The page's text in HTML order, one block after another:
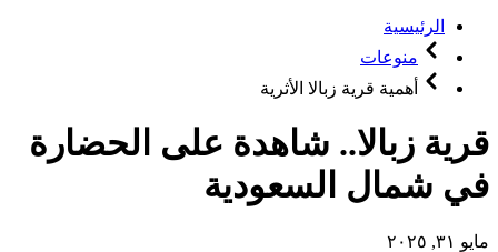
الرئيسية
منوعات
أهمية قرية زبالا الأثرية
قرية زبالا.. شاهدة على الحضارة
في شمال السعودية
مايو ٣١, ٢٠٢٥